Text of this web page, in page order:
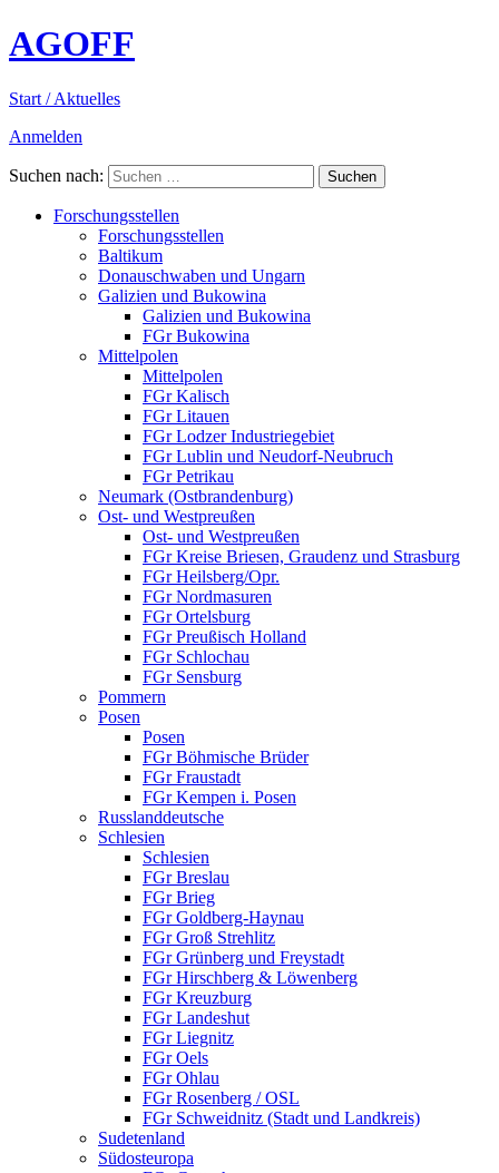
AGOFF
Start / Aktuelles
Anmelden
Suchen nach:
Forschungsstellen
Forschungsstellen
Baltikum
Donauschwaben und Ungarn
Galizien und Bukowina
Galizien und Bukowina
FGr Bukowina
Mittelpolen
Mittelpolen
FGr Kalisch
FGr Litauen
FGr Lodzer Industriegebiet
FGr Lublin und Neudorf-Neubruch
FGr Petrikau
Neumark (Ostbrandenburg)
Ost- und Westpreußen
Ost- und Westpreußen
FGr Kreise Briesen, Graudenz und Strasburg
FGr Heilsberg/Opr.
FGr Nordmasuren
FGr Ortelsburg
FGr Preußisch Holland
FGr Schlochau
FGr Sensburg
Pommern
Posen
Posen
FGr Böhmische Brüder
FGr Fraustadt
FGr Kempen i. Posen
Russlanddeutsche
Schlesien
Schlesien
FGr Breslau
FGr Brieg
FGr Goldberg-Haynau
FGr Groß Strehlitz
FGr Grünberg und Freystadt
FGr Hirschberg & Löwenberg
FGr Kreuzburg
FGr Landeshut
FGr Liegnitz
FGr Oels
FGr Ohlau
FGr Rosenberg / OSL
FGr Schweidnitz (Stadt und Landkreis)
Sudetenland
Südosteuropa